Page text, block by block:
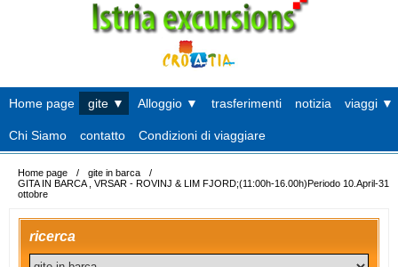
Home page gite ▼ Alloggio ▼ trasferimenti notizia viaggi ▼
Chi Siamo contatto Condizioni di viaggiare
Home page / gite in barca
/
GITA IN BARCA , VRSAR - ROVINJ & LIM FJORD;(11:00h-16.00h)Periodo 10.April-31
ottobre
ricerca